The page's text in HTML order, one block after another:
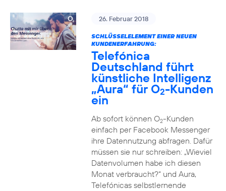
26. Februar 2018
SCHLÜSSELELEMENT EINER NEUEN
KUNDENERFAHRUNG:
Telefónica
Deutschland führt
künstliche Intelligenz
„Aura“ für O2-Kunden
ein
Ab sofort können O2-Kunden
einfach per Facebook Messenger
ihre Datennutzung abfragen. Dafür
müssen sie nur schreiben: „Wieviel
Datenvolumen habe ich diesen
Monat verbraucht?“ und Aura,
Telefónicas selbstlernende